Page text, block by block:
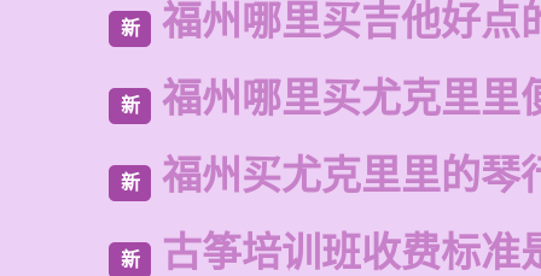
新 福州哪里买吉他好点
新 福州哪里买尤克里里
新 福州买尤克里里的琴
新 古筝培训班收费标准